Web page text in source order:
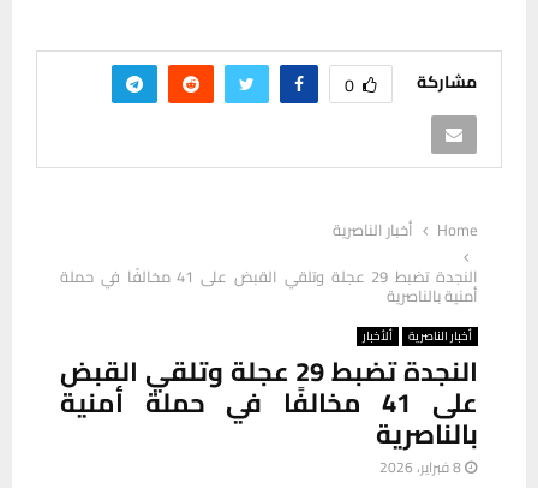
مشاركة 0
Home
أخبار الناصرية
النجدة تضبط 29 عجلة وتلقي القبض على 41 مخالفًا في حملة
أمنية بالناصرية
أخبار الناصرية ألأخبار
النجدة تضبط 29 عجلة وتلقي القبض
على 41 مخالفًا في حملة أمنية
بالناصرية
8 فبراير، 2026